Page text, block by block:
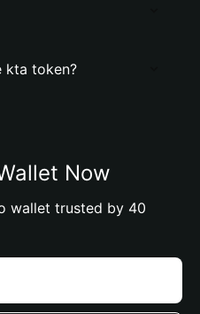
kta token?
Now
wallet trusted by 40